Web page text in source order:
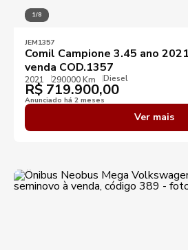
1/8
JEM1357
Comil Campione 3.45 ano
venda COD.1357
2021 290000 Km Diesel
R$ 719.900,00
Anunciado há 2 meses
Ver mais